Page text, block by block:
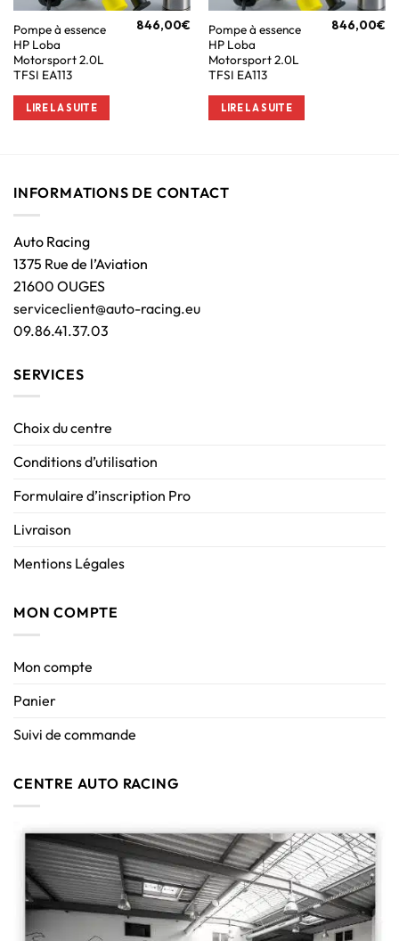
Pompe à essence
HP Loba
Motorsport 2.0L
TFSI EA113
846,00€
LIRE LA SUITE
Pompe à essence
HP Loba
Motorsport 2.0L
TFSI EA113
846,00€
LIRE LA SUITE
INFORMATIONS DE CONTACT
Auto Racing
1375 Rue de l’Aviation
21600 OUGES
serviceclient@auto-racing.eu
09.86.41.37.03
SERVICES
Choix du centre
Conditions d’utilisation
Formulaire d’inscription Pro
Livraison
Mentions Légales
MON COMPTE
Mon compte
Panier
Suivi de commande
CENTRE AUTO RACING